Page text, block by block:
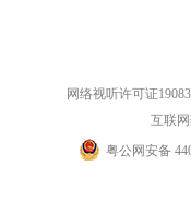
网络视听许可证
互联
粤公网安备